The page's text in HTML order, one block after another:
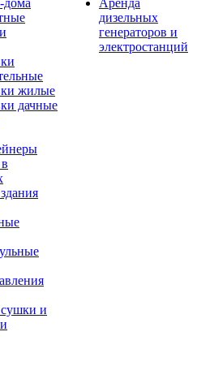
дома
жилые
дачные
и
Аренда
дизельных
генераторов и
электростанций